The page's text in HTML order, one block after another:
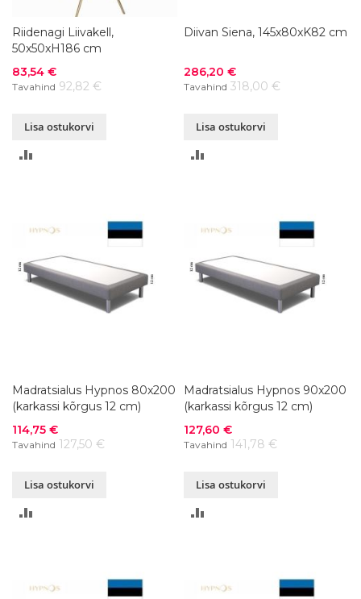
Riidenagi Liivakell,
50x50xH186 cm
Soodushind
83,54 €
Tavahind 92,82 €
Lisa ostukorvi
Diivan Siena, 145x80xK82 cm
Soodushind
286,20 €
Tavahind 318,00 €
Lisa ostukorvi
Madratsialus Hypnos 80x200
(karkassi kõrgus 12 cm)
Soodushind
114,75 €
Tavahind 127,50 €
Lisa ostukorvi
Madratsialus Hypnos 90x200
(karkassi kõrgus 12 cm)
Soodushind
127,60 €
Tavahind 141,78 €
Lisa ostukorvi